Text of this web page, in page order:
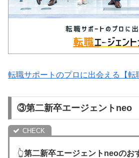
転職サポートのプロに出会える【転
③第二新卒エージェントneo
👆第二新卒エージェントneoのお